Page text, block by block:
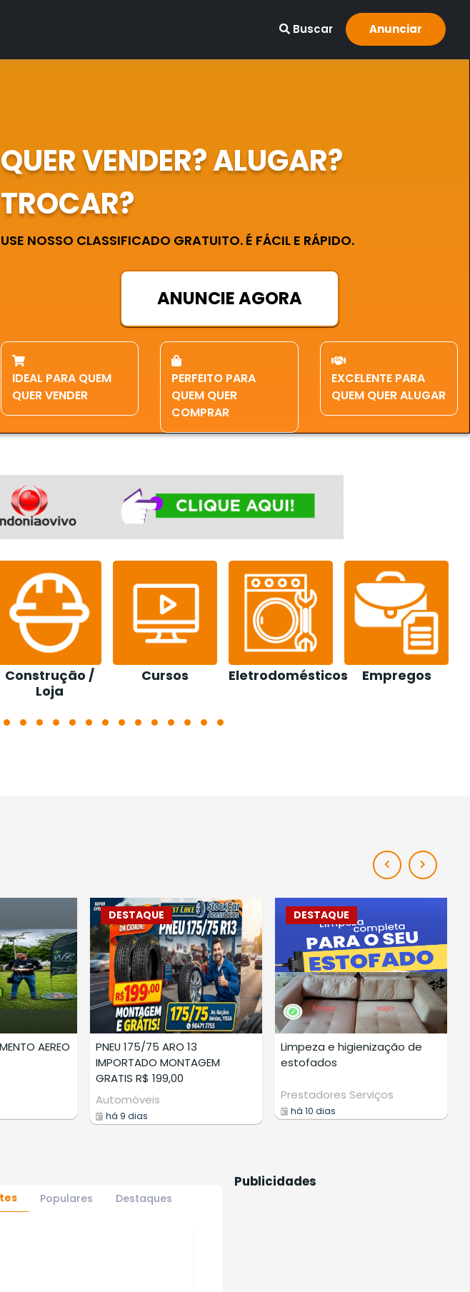
Buscar Anunciar
QUER VENDER? ALUGAR?
TROCAR?
USE NOSSO CLASSIFICADO GRATUITO. É FÁCIL E RÁPIDO.
ANUNCIE AGORA
IDEAL PARA QUEM
QUER VENDER
PERFEITO PARA
QUEM QUER
COMPRAR
EXCELENTE PARA
QUEM QUER ALUGAR
Construção /
Loja
Cursos Eletrodomésticos Empregos
AEREO
DESTAQUE
PNEU 175/75 ARO 13
IMPORTADO MONTAGEM
GRATIS R$ 199,00
Automóveis
há 9 dias
DESTAQUE
Limpeza e higienização de
estofados
Prestadores Serviços
há 10 dias
Populares Destaques
Publicidades